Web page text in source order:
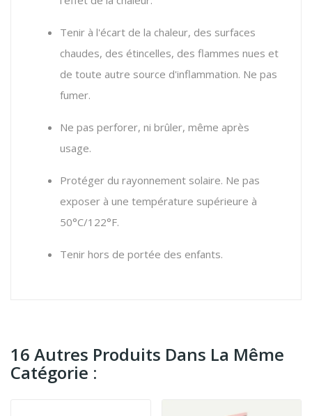
Tenir à l'écart de la chaleur, des surfaces
chaudes, des étincelles, des flammes nues et
de toute autre source d'inflammation. Ne pas
fumer.
Ne pas perforer, ni brûler, même après
usage.
Protéger du rayonnement solaire. Ne pas
exposer à une température supérieure à
50°C/122°F.
Tenir hors de portée des enfants.
16 Autres Produits Dans La Même
Catégorie :